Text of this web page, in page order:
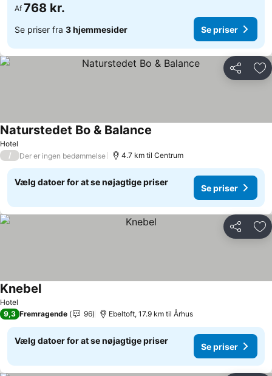
Af 768 kr.
Se priser fra 3 hjemmesider Se priser
Del
Hotel
Naturstedet Bo & Balance
/ Der er ingen bedømmelse 4.7 km til Centrum
Vælg datoer for at se nøjagtige priser
Se priser
Del
Hotel
Knebel
9,3 Fremragende 96 Ebeltoft, 17.9 km til Århus
Vælg datoer for at se nøjagtige priser
Se priser